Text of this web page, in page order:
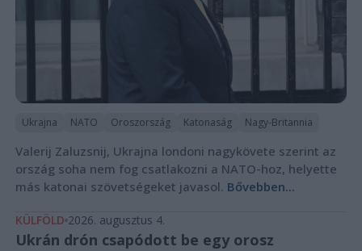
Ukrajna NATO Oroszország Katonaság Nagy-Britannia
Valerij Zaluzsnij, Ukrajna londoni nagykövete szerint az
ország soha nem fog csatlakozni a NATO-hoz, helyette
más katonai szövetségeket javasol. Bővebben...
KÜLFÖLD 2026. augusztus 4.
Ukrán drón csapódott be egy orosz